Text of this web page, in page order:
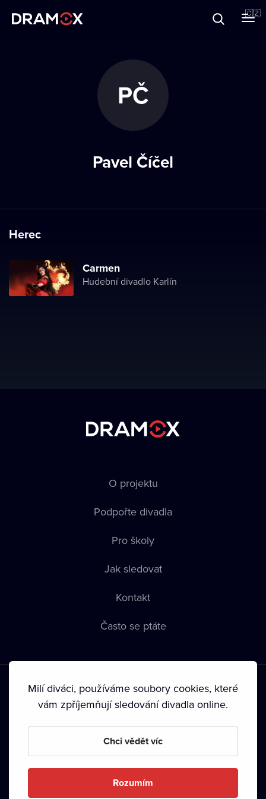
🇨🇿
PČ
Pavel Číčel
Herec
Carmen
Hudební divadlo Karlín
O projektu
Podpořte divadla
Pro školy
Jak sledovat
Kontakt
Často se ptáte
Podmínky používání • Ochrana soukromí • Zásady používání
• Autorská práva•
Milí diváci, používáme soubory cookies, které
vám zpříjemňují sledování divadla online.
Chci vědět víc
Rozumím